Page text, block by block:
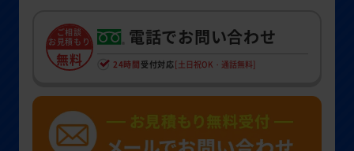
ご相談
お見積もり
無料
電話でお問い合わせ
24時間 受付対応 [土日祝OK・通話無料]